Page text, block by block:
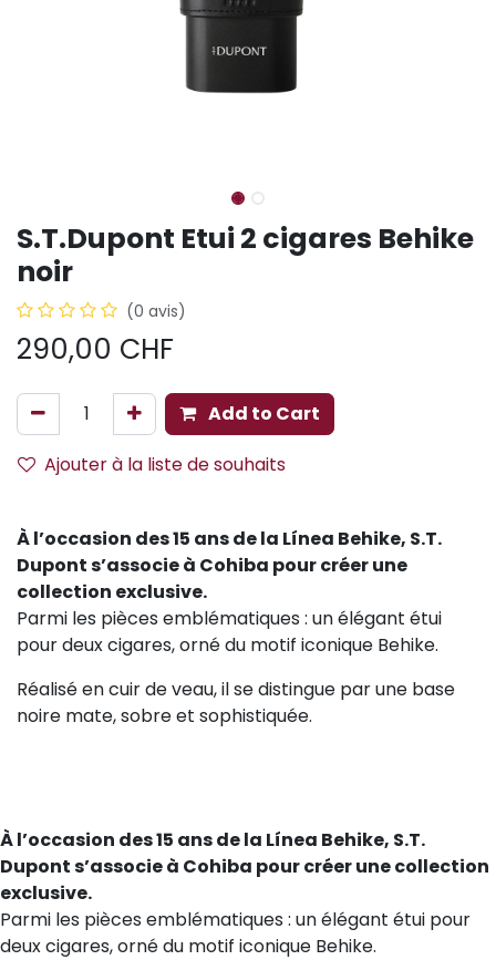
S.T.Dupont Etui 2 cigares Behike
noir
(0 avis)
290,00 CHF
Add to Cart
Ajouter à la liste de souhaits
À l’occasion des 15 ans de la Línea Behike, S.T.
Dupont s’associe à Cohiba pour créer une
collection exclusive.
Parmi les pièces emblématiques : un élégant étui
pour deux cigares, orné du motif iconique Behike.
Réalisé en cuir de veau, il se distingue par une base
noire mate, sobre et sophistiquée.
À l’occasion des 15 ans de la Línea Behike, S.T.
Dupont s’associe à Cohiba pour créer une collection
exclusive.
Parmi les pièces emblématiques : un élégant étui pour
deux cigares, orné du motif iconique Behike.